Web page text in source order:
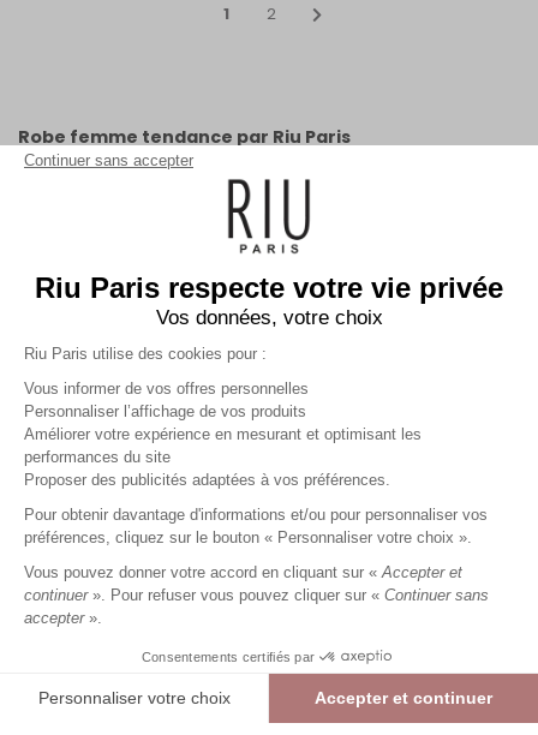
1 2
Robe femme tendance par Riu Paris
Découvrez la collection de robes femme Riu Paris, pensée pour
sublimer chaque moment du quotidien. Entre élégance
intemporelle et touches tendance, chaque modèle est conçu
pour mettre en valeur la silhouette avec confort et féminité.
Pour une journée active comme pour une occasion spéciale,
trouvez la robe idéale pour affirmer votre style avec simplicité
et assurance.
occasion
La robe évasée séduit par sa coupe fluide
délicatement la taille tout en offrant une grande liberté de
mouvement. Facile à porter, elle convient à chaque occasion :
une journée au bureau, une sortie entre amis, un week-end ou
un événement plus habillé.
courtespour un style chic et décontracté, un modèle cache-
cœur pour mettre en valeur la silhouette ou une robe en denim
pour composer une tenue moderne. Les coloris intemporels
côtoient des teintes plus actuelles, comme le kaki, afin de varier
les looks au fil des saisons.
toutes les envies. De lapetite robe noire, indispensable du
modèles imprimés, fluides ou structurés,
AFFICHER PLUS
Inscrivez-vous à la newsletter !
MA COMMANDE
Continuer sans accepter
Riu Paris respecte votre vie privée
Vos données, votre choix
Riu Paris utilise des cookies pour :
Vous informer de vos offres personnelles
Personnaliser l’affichage de vos produits
Améliorer votre expérience en mesurant et optimisant les
performances du site
Proposer des publicités adaptées à vos préférences.
Pour obtenir davantage d'informations et/ou pour personnaliser vos
préférences, cliquez sur le bouton « Personnaliser votre choix ».
Vous pouvez donner votre accord en cliquant sur « Accepter et
continuer ». Pour refuser vous pouvez cliquer sur « Continuer sans
accepter ».
Consentements certifiés par
Personnaliser votre choix Accepter et continuer